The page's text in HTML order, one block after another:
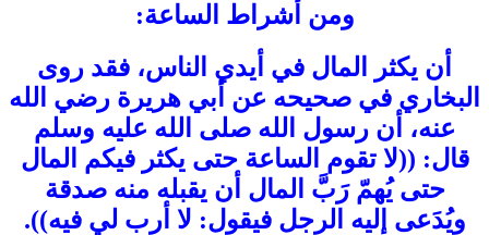
ومن أشراط الساعة:
أن يكثر المال في أيدي الناس، فقد روى
البخاري في صحيحه عن أبي هريرة رضي الله
عنه، أن رسول الله صلى الله عليه وسلم
قال: ((لا تقوم الساعة حتى يكثر فيكم المال
حتى يُهمّ رَبَّ المال أن يقبله منه صدقة
ويُدَعى إليه الرجل فيقول: لا أرب لي فيه)).